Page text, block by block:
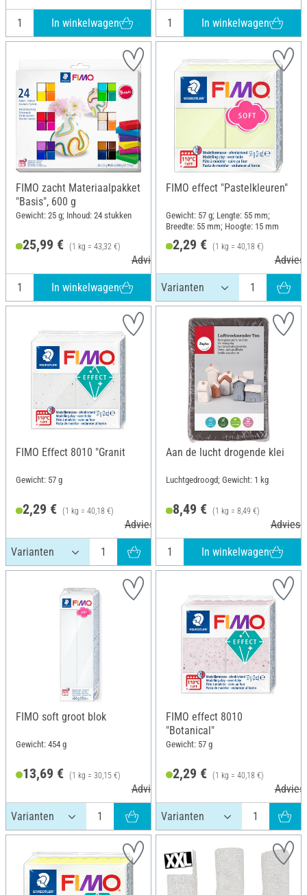
In winkelwagen In winkelwagen
FIMO zacht Materiaalpakket
"Basis", 600 g
Gewicht: 25 g; Inhoud: 24 stukken
25,99 € (1 kg = 43,32 €)
Adviesprijs 37,90 €
In winkelwagen
FIMO effect "Pastelkleuren"
Gewicht: 57 g; Lengte: 55 mm;
Breedte: 55 mm; Hoogte: 15 mm
2,29 € (1 kg = 40,18 €)
FIMO Effect 8010 "Granit
Gewicht: 57 g
2,29 € (1 kg = 40,18 €)
Adviesprijs 3,60 €
Aan de lucht drogende klei
Luchtgedroogd; Gewicht: 1 kg
8,49 € (1 kg = 8,49 €)
In winkelwagen
FIMO soft groot blok
Gewicht: 454 g
13,69 € (1 kg = 30,15 €)
Adviesprijs 20,25 €
FIMO effect 8010
"Botanical"
Gewicht: 57 g
2,29 € (1 kg = 40,18 €)